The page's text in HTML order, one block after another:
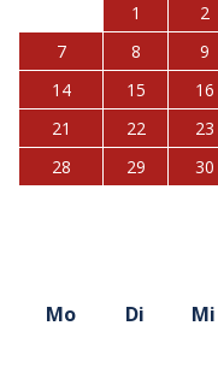
1 2
7
8 9
14
15 16
21
22 23
28
29 30
Mo
Di Mi